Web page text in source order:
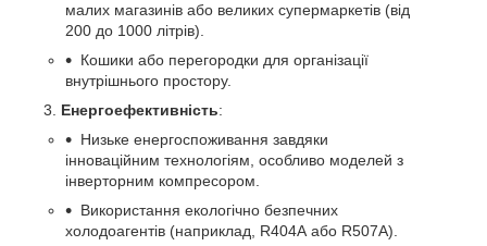
малих магазинів або великих супермаркетів (від
200 до 1000 літрів).
Кошики або перегородки для організації
внутрішнього простору.
Енергоефективність:
Низьке енергоспоживання завдяки
інноваційним технологіям, особливо моделей з
інверторним компресором.
Використання екологічно безпечних
холодоагентів (наприклад, R404А або R507А).